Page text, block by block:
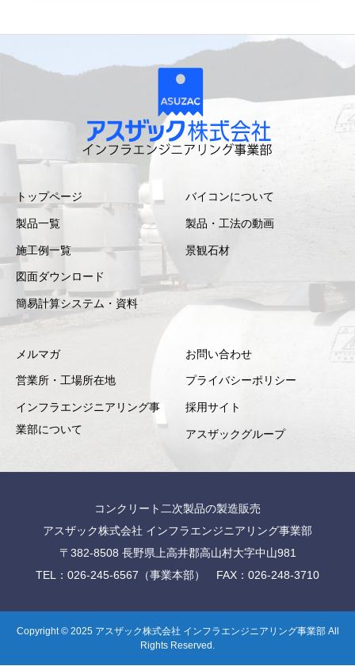
トップページ
製品一覧
施工例一覧
図面ダウンロード
簡易計算システム・資料
バイコンについて
製品・工法の動画
景観石材
メルマガ
営業所・工場所在地
インフラエンジニアリング事
業部について
お問い合わせ
プライバシーポリシー
採用サイト
アスザックグループ
コンクリート二次製品の製造販売
アスザック株式会社 インフラエンジニアリング事業部
〒382-8508 長野県上高井郡高山村大字中山981
TEL：026-245-6567（事業本部） FAX：026-248-3710
Copyright © 2025 アスザック株式会社 インフラエンジニアリング事業部 All
Rights Reserved.